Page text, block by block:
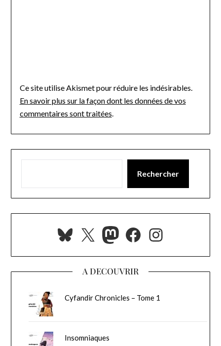
Ce site utilise Akismet pour réduire les indésirables.
En savoir plus sur la façon dont les données de vos
commentaires sont traitées.
Rechercher
Bluesky
X Mastodon
Facebook
A DECOUVRIR
Cyfandir Chronicles – Tome 1
Insomniaques